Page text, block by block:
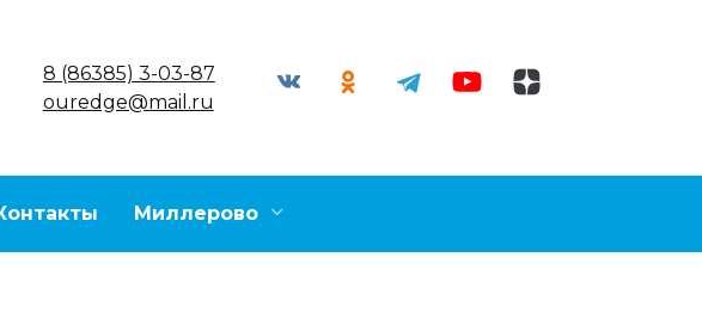
8 (86385) 3-03-87
ouredge@mail.ru
Миллерово